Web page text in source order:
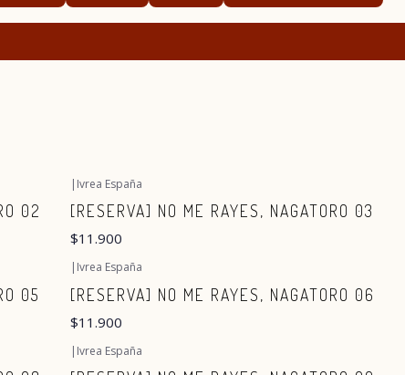
02
| Ivrea España
[RESERVA] NO ME RAYES, NAGATORO 03
$11.900
05
| Ivrea España
[RESERVA] NO ME RAYES, NAGATORO 06
$11.900
| Ivrea España